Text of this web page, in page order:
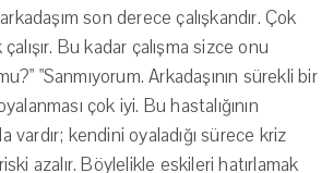
son derece çalışkandır. Çok
Bu kadar çalışma sizce onu
"Sanmıyorum. Arkadaşının sürekli bir
çok iyi. Bu hastalığının
vardır; kendini oyaladığı sürece kriz
azalır. Böylelikle eskileri hatırlamak